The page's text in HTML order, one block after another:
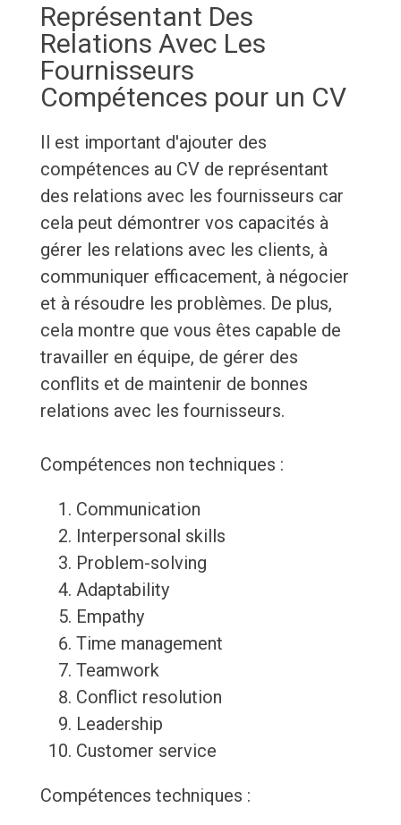
Représentant Des
Relations Avec Les
Fournisseurs
Compétences pour un CV
Il est important d'ajouter des
compétences au CV de représentant
des relations avec les fournisseurs car
cela peut démontrer vos capacités à
gérer les relations avec les clients, à
communiquer efficacement, à négocier
et à résoudre les problèmes. De plus,
cela montre que vous êtes capable de
travailler en équipe, de gérer des
conflits et de maintenir de bonnes
relations avec les fournisseurs.
Compétences non techniques :
Communication
Interpersonal skills
Problem-solving
Adaptability
Empathy
Time management
Teamwork
Conflict resolution
Leadership
Customer service
Compétences techniques :